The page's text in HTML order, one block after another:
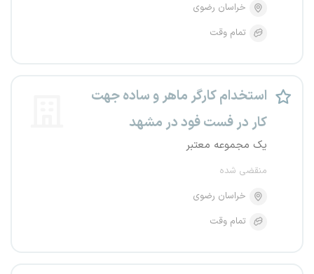
خراسان رضوی
تمام وقت
استخدام کارگر ماهر و ساده جهت
کار در فست فود در مشهد
یک مجموعه معتبر
منقضی شده
خراسان رضوی
تمام وقت